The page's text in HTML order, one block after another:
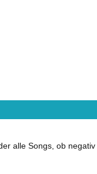
alle Songs, ob negativ